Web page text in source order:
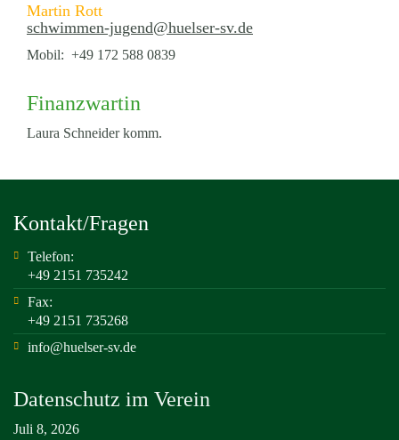
Martin Rott
schwimmen-jugend@huelser-sv.de
Mobil: +49 172 588 0839
Finanzwartin
Laura Schneider komm.
Kontakt/Fragen
Telefon:
+49 2151 735242
Fax:
+49 2151 735268
info@huelser-sv.de
Datenschutz im Verein
Juli 8, 2026